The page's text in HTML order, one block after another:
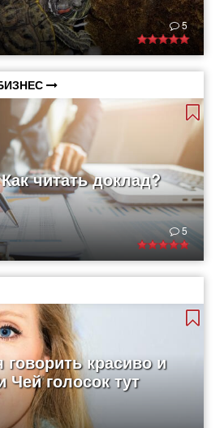
5
читать доклад?
5
говорить красиво и
Чей голосок тут